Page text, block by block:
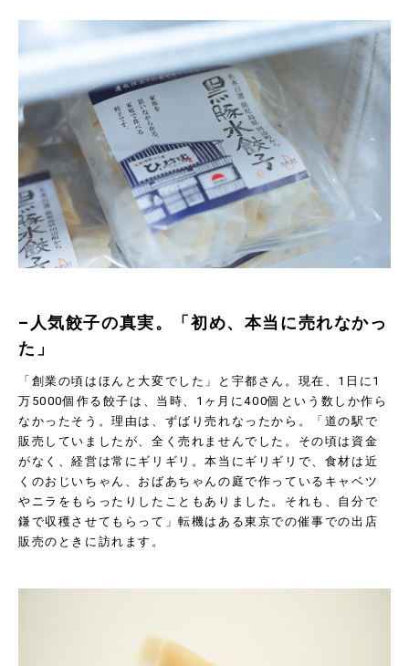
–人気餃子の真実。「初め、本当に売れなかっ
た」
「創業の頃はほんと大変でした」と宇都さん。現在、 1 日に1
万5000個作る餃子は、当時、 1 ヶ月に400個という数しか作ら
なかったそう。理由は、ずばり売れなったから。「道の駅で
販売していましたが、全く売れませんでした。その頃は資金
がなく、経営は常にギリギリ。本当にギリギリで、食材は近
くのおじいちゃん、おばあちゃんの庭で作っているキャベツ
やニラをもらったりしたこともありました。それも、自分で
鎌で収穫させてもらって」転機はある東京での催事での出店
販売のときに訪れます。